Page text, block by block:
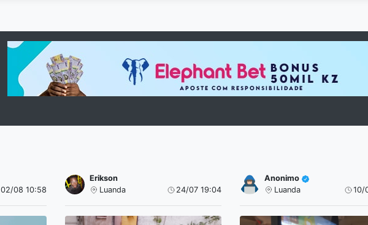
02/08 10:58
Erikson
Luanda
24/07 19:04
Anonimo
Luanda
10/